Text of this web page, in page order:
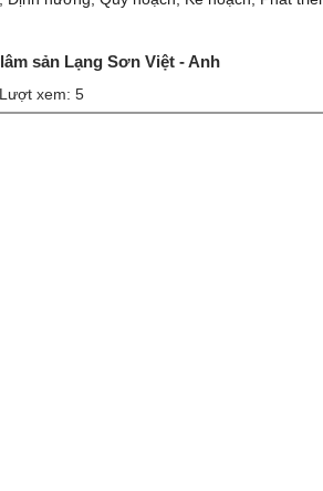
sản Lạng Sơn Việt - Anh
Lượt xem: 5